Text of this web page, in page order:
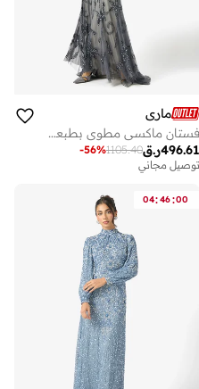
ماري
فستان ماكسي مطوي بطبعة زهور
ر.ق496.61
1105.40
-56%
توصيل مجاني
04:46:00